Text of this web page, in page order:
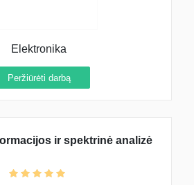
Elektronika
Peržiūrėti darbą
ir spektrinė analizė